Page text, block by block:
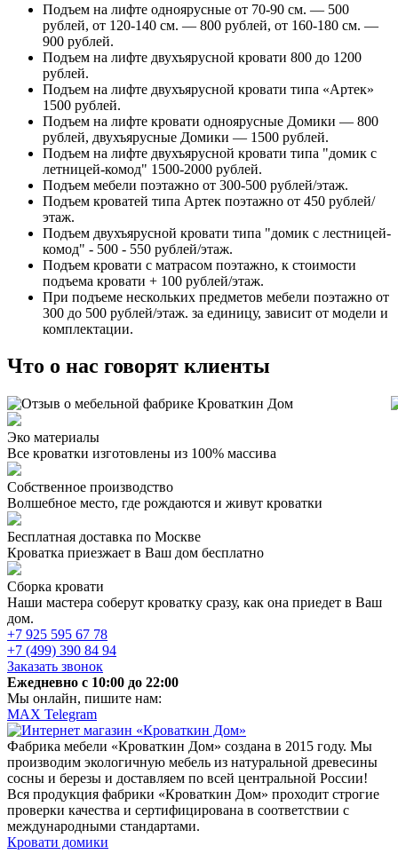
Подъем на лифте одноярусные от 70-90 см. — 500
рублей, от 120-140 см. — 800 рублей, от 160-180 см. —
900 рублей.
Подъем на лифте двухъярусной кровати 800 до 1200
рублей.
Подъем на лифте двухъярусной кровати типа «Артек»
1500 рублей.
Подъем на лифте кровати одноярусные Домики — 800
рублей, двухъярусные Домики — 1500 рублей.
Подъем на лифте двухъярусной кровати типа "домик с
летницей-комод" 1500-2000 рублей.
Подъем мебели поэтажно от 300-500 рублей/этаж.
Подъем кроватей типа Артек поэтажно от 450 рублей/
этаж.
Подъем двухъярусной кровати типа "домик с лестницей-
комод" - 500 - 550 рублей/этаж.
Подъем кровати с матрасом поэтажно, к стоимости
подъема кровати + 100 рублей/этаж.
При подъеме нескольких предметов мебели поэтажно от
300 до 500 рублей/этаж. за единицу, зависит от модели и
комплектации.
Что о нас говорят клиенты
Эко материалы
Все кроватки изготовлены из 100% массива
Собственное производство
Волшебное место, где рождаются и живут кроватки
Бесплатная доставка по Москве
Кроватка приезжает в Ваш дом бесплатно
Сборка кровати
Наши мастера соберут кроватку сразу, как она приедет в Ваш
дом.
+7 925 595 67 78
+7 (499) 390 84 94
Заказать звонок
Ежедневно c 10:00 до 22:00
Мы онлайн, пишите нам:
MAX Telegram
Фабрика мебели «Кроваткин Дом» создана в 2015 году. Мы
производим экологичную мебель из натуральной древесины
сосны и березы и доставляем по всей центральной России!
Вся продукция фабрики «Кроваткин Дом» проходит строгие
проверки качества и сертифицирована в соответствии с
международными стандартами.
Кровати домики